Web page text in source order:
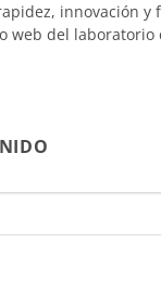
innovación y
web del laboratorio